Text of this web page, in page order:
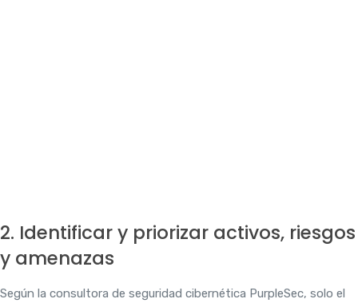
2. Identificar y priorizar activos, riesgos
y amenazas
Según la consultora de seguridad cibernética PurpleSec, solo el